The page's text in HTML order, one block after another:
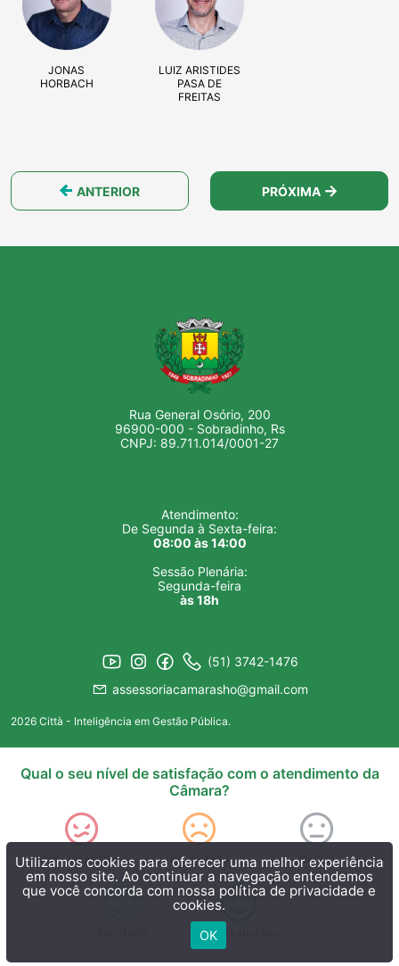
JONAS
HORBACH
LUIZ ARISTIDES
PASA DE
FREITAS
ANTERIOR PRÓXIMA
Rua General Osório, 200
96900-000 - Sobradinho, Rs
CNPJ: 89.711.014/0001-27
Atendimento:
De Segunda à Sexta-feira:
08:00 às 14:00
Sessão Plenária:
Segunda-feira
às 18h
(51) 3742-1476
assessoriacamarasho@gmail.com
2026 Città - Inteligência em Gestão Pública.
Utilizamos cookies para oferecer uma melhor experiência
em nosso site. Ao continuar a navegação entendemos
que você concorda com nossa política de privacidade e
cookies.
OK
Qual o seu nível de satisfação com o atendimento da
Câmara?
Muito insatisfeito Insatisfeito Neutro
Muito satisfeito